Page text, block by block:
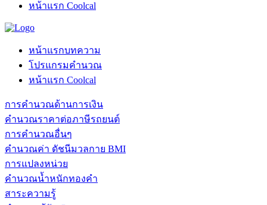
หน้าแรก Coolcal
หน้าแรกบทความ
โปรแกรมคำนวณ
หน้าแรก Coolcal
การคำนวณด้านการเงิน
คำนวณราคาต่อภาษีรถยนต์
การคำนวณอื่นๆ
คำนวณค่า ดัชนีมวลกาย BMI
การแปลงหน่วย
คำนวณน้ำหนักทองคำ
สาระความรู้